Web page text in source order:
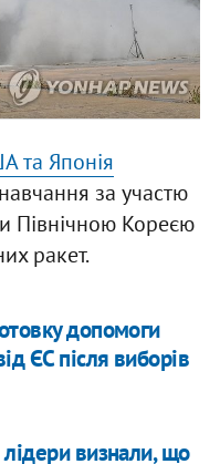
та Японія
за участю
Північною Кореєю
ракет.
допомоги
ЄС після виборів
визнали, що